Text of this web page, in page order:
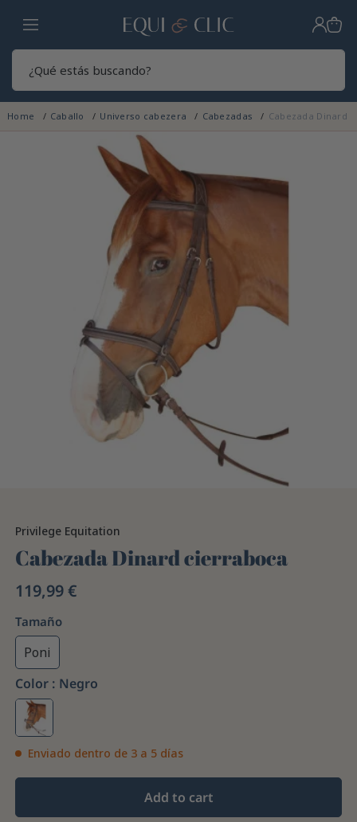
Hogar
Home Caballo Universo cabezera Cabezadas Cabezada Dinard
Privilege Equitation
Cabezada Dinard cierraboca
119,99 €
Tamaño
Poni
Color : Negro
Enviado dentro de 3 a 5 días
Add to cart